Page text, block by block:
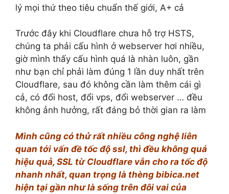
lý mọi thứ theo tiêu chuẩn thế giới, A+ cả
Trước đây khi Cloudflare chưa hỗ trợ HSTS,
chúng ta phải cấu hình ở webserver hơi nhiều,
giờ mình thấy cấu hình quá là nhàn luôn, gần
như bạn chỉ phải làm đúng 1 lần duy nhất trên
Cloudflare, sau đó không cần làm thêm cái gì
cả, có đổi host, đổi vps, đổi webserver … đều
không ảnh hưởng, rất đáng bỏ thời gian ra làm
Mình cũng có thử rất nhiều công nghệ liên
quan tới vấn đề tốc độ ssl, thì đều không quá
hiệu quả, SSL từ Cloudflare vẫn cho ra tốc độ
nhanh nhất, quan trọng là thèng bibica.net
hiện tại gần như là sống trên đôi vai của